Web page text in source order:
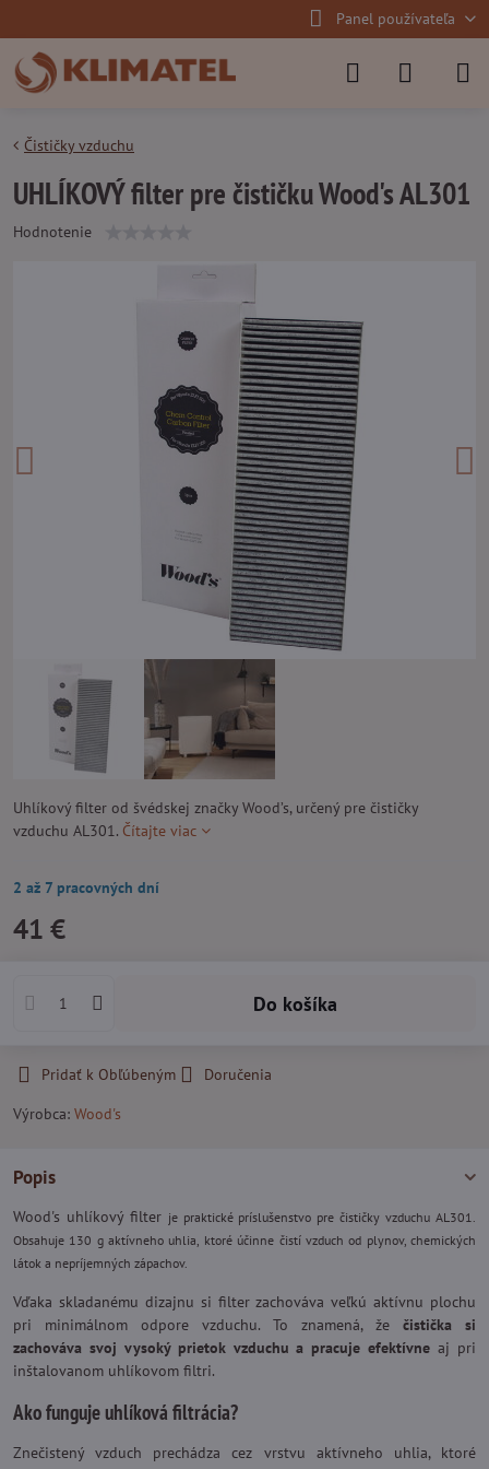
Panel používateľa
Čističky vzduchu
UHLÍKOVÝ filter pre čističku Wood's AL301
Hodnotenie
Uhlíkový filter od švédskej značky Wood’s, určený pre čističky
vzduchu AL301. Čítajte viac
2 až 7 pracovných dní
41 €
Do košíka
Pridať k Obľúbeným
Doručenia
Výrobca: Wood's
Popis
Wood's uhlíkový filter je praktické príslušenstvo pre čističky vzduchu AL301.
Obsahuje 130 g aktívneho uhlia, ktoré účinne čistí vzduch od plynov, chemických
látok a nepríjemných zápachov.
Vďaka skladanému dizajnu si filter zachováva veľkú aktívnu plochu
pri minimálnom odpore vzduchu. To znamená, že čistička si
zachováva svoj vysoký prietok vzduchu a pracuje efektívne aj pri
inštalovanom uhlíkovom filtri.
Ako funguje uhlíková filtrácia?
Znečistený vzduch prechádza cez vrstvu aktívneho uhlia, ktoré